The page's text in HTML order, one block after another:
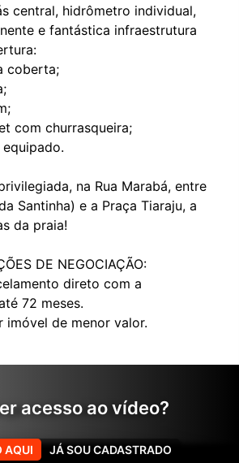
central, hidrômetro individual,
e fantástica infraestrutura
coberta;
com churrasqueira;
na Rua Marabá, entre
Santinha) e a Praça Tiaraju, a
da praia!
DE NEGOCIAÇÃO:
direto com a
72 meses.
acesso ao vídeo?
AQUI JÁ SOU CADASTRADO
mais esse imóvel